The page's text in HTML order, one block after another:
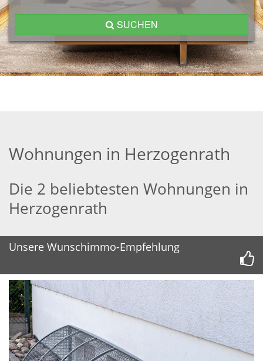
SUCHEN
Wohnungen in Herzogenrath
Die 2 beliebtesten Wohnungen in
Herzogenrath
Unsere Wunschimmo-Empfehlung